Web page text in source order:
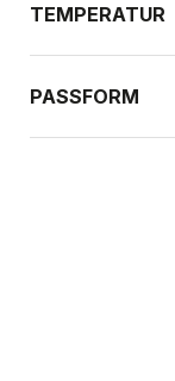
TEMPERATUR
PASSFORM